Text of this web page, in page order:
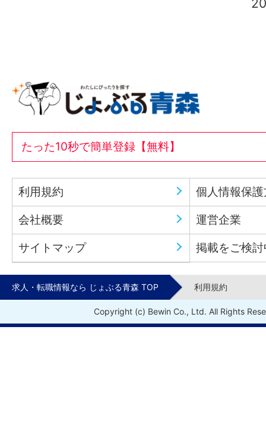
たった10秒で簡単登録【無料】
利用規約 個人情報保
会社概要 運営企業
サイトマップ 掲載をご検
求人・転職情報なら じょぶる青森 TOP 利用規約
Copyright (c) Bewin Co., Ltd. All Rights